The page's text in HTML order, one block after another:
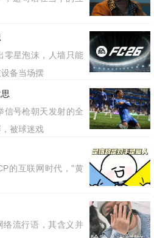
星泡沫，人墙只能
备当场摆
号枪朝天发射的全
被球迷戏
的互联网时代，"黄
流行语，其含义并